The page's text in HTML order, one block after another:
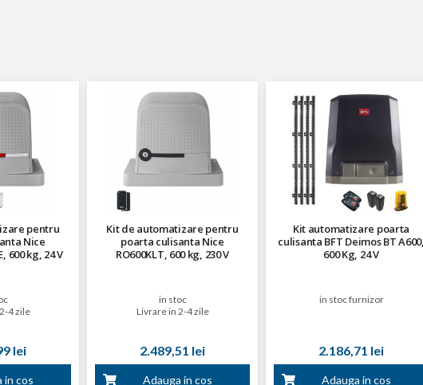
pentru
Nice
600 kg, 24 V
4 zile
lei
in cos
Kit de automatizare pentru
poarta culisanta Nice
RO600KLT, 600 kg, 230 V
in stoc
Livrare in 2-4 zile
2.489,51 lei
Adauga in cos
Kit automatizare poarta
culisanta BFT Deimos BT A600,
600 Kg, 24 V
in stoc furnizor
2.186,71 lei
Adauga in cos